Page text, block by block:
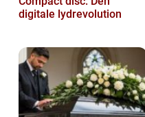
digitale lydrevolution